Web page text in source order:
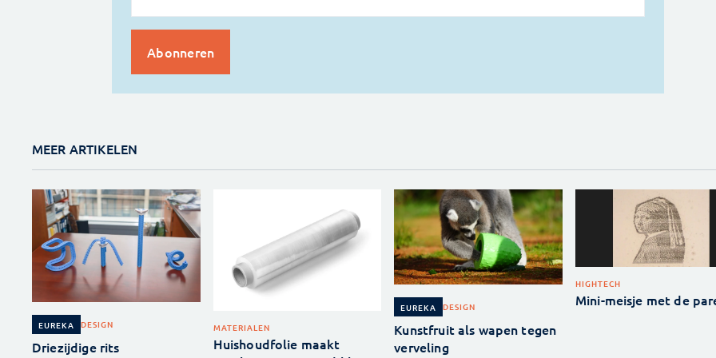
MEER ARTIKELEN
EUREKA DESIGN
Driezijdige rits
MATERIALEN
Huishoudfolie maakt
EUREKA DESIGN
Kunstfruit als wapen tegen
verveling
HIGHTECH
Mini-meisje met de